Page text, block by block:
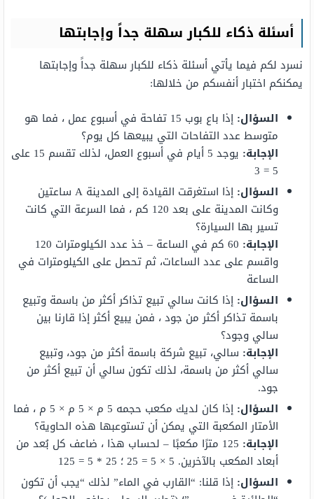
أسئلة ذكاء للكبار سهلة جداً وإجابتها
نسرد لكم فيما يأتي أسئلة ذكاء للكبار سهلة جداً وإجابتها
يمكنكم اختبار أنفسكم من خلالها:
السؤال:
إذا باع بوب 15 تفاحة في أسبوع عمل ، فما هو
متوسط ​​عدد التفاحات التي يبيعها كل يوم؟
الإجابة:
يوجد 5 أيام في أسبوع العمل، لذلك تقسم 15 على
5 = 3
السؤال:
إذا استغرقت القيادة إلى المدينة A ساعتين
وكانت المدينة على بعد 120 كم ، فما السرعة التي كانت
تسير بها السيارة؟
الإجابة:
60 كم في الساعة – خذ عدد الكيلومترات 120
واقسم على عدد الساعات، ثم تحصل على الكيلومترات في
الساعة
السؤال: إذا كانت سالي تبيع تذاكر أكثر من باسمة وتبيع
باسمة تذاكر أكثر من جود ، فمن يبيع أكثر إذا قارنا بين
سالي وجود؟
الإجابة: سالي، تبيع شركة باسمة أكثر من جود، وتبيع
سالي أكثر من باسمة، لذلك تكون سالي أن تبيع أكثر من
جود.
السؤال:
إذا كان لديك مكعب حجمه 5 م × 5 م × 5 م ، فما
الأمتار المكعبة التي يمكن أن تستوعبها هذه الحاوية؟
الإجابة:
125 مترًا مكعبًا – لحساب هذا ، ضاعف كل بُعد من
أبعاد المكعب بالآخرين. 5 × 5 = 25 ؛ 25 * 5 = 125
السؤال: إذا قلنا: “القارب في الماء” لذلك “يجب أن تكون